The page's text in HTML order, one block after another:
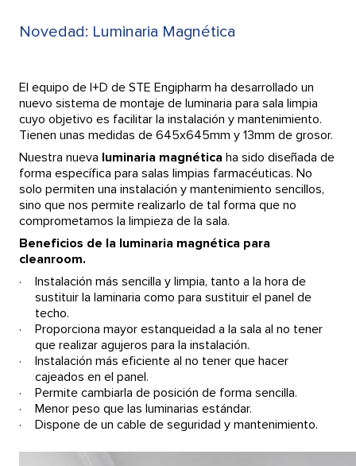
Novedad: Luminaria Magnética
El equipo de I+D de STE Engipharm ha desarrollado un
nuevo sistema de montaje de luminaria para sala limpia
cuyo objetivo es facilitar la instalación y mantenimiento.
Tienen unas medidas de 645x645mm y 13mm de grosor.
Nuestra nueva luminaria magnética ha sido diseñada de
forma específica para salas limpias farmacéuticas. No
solo permiten una instalación y mantenimiento sencillos,
sino que nos permite realizarlo de tal forma que no
comprometamos la limpieza de la sala.
Beneficios de la luminaria magnética para
cleanroom.
Instalación más sencilla y limpia, tanto a la hora de
sustituir la laminaria como para sustituir el panel de
techo.
Proporciona mayor estanqueidad a la sala al no tener
que realizar agujeros para la instalación.
Instalación más eficiente al no tener que hacer
cajeados en el panel.
Permite cambiarla de posición de forma sencilla.
Menor peso que las luminarias estándar.
Dispone de un cable de seguridad y mantenimiento.